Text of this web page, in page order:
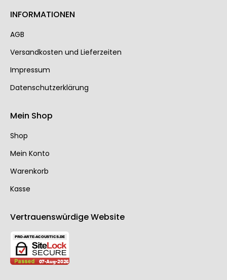
INFORMATIONEN
AGB
Ver­sand­kos­ten und Lie­fer­zei­ten
Impressum
Datenschutzerklärung
Mein Shop
Shop
Mein Konto
Warenkorb
Kasse
Vertrauenswürdige Website